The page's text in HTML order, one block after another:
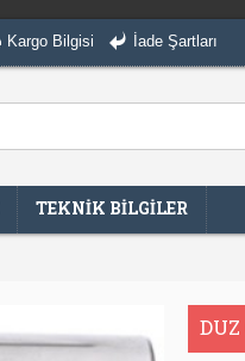
Kargo Bilgisi İade Şartları
TEKNİK BİLGİLER